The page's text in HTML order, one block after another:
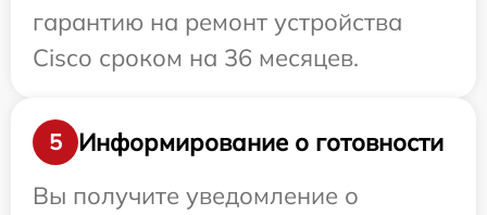
гарантию на ремонт устройства
Cisco сроком на 36 месяцев.
5
Информирование о готовности
Вы получите уведомление о